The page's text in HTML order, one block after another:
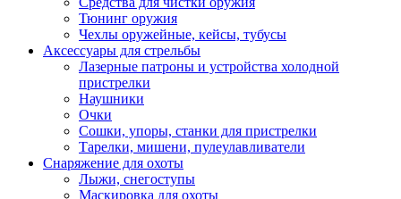
Тюнинг оружия
Чехлы оружейные, кейсы, тубусы
Аксессуары для стрельбы
Лазерные патроны и устройства холодной
пристрелки
Наушники
Очки
Сошки, упоры, станки для пристрелки
Тарелки, мишени, пулеулавливатели
Снаряжение для охоты
Лыжи, снегоступы
Маскировка для охоты